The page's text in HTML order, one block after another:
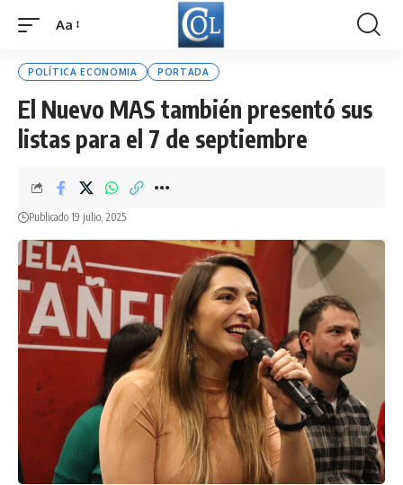
Font
Aa
POLÍTICA ECONOMIA PORTADA
El Nuevo MAS también presentó sus
listas para el 7 de septiembre
Publicado 19 julio, 2025